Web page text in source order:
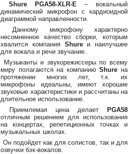
375
620-
38-
8
0162
38-
38
Shure PGA58-XLR-E– вокальный
динамический микрофон с кардиоидной
диаграммой направленности.
Данному микрофону характерно
несомненное качество сборки, которым
хвалится компания Shureи наилучшее
для вокала и речи звучание.
Музыканты и звукорежиссеры по всему
миру полагаются на компаниюShure на
протяжении многих лет, т.к. их
микрофоны идеальны, имеют хорошие
звуковые характеристики и рассчитаны на
длительное использование.
Приемлемая цена делает
PGA58
отличным решением для использования
на концертах, репетиционных точках и
музыкальных школах.
Он подойдет как для солистов, так и для
озвучки бэк-вокалов.